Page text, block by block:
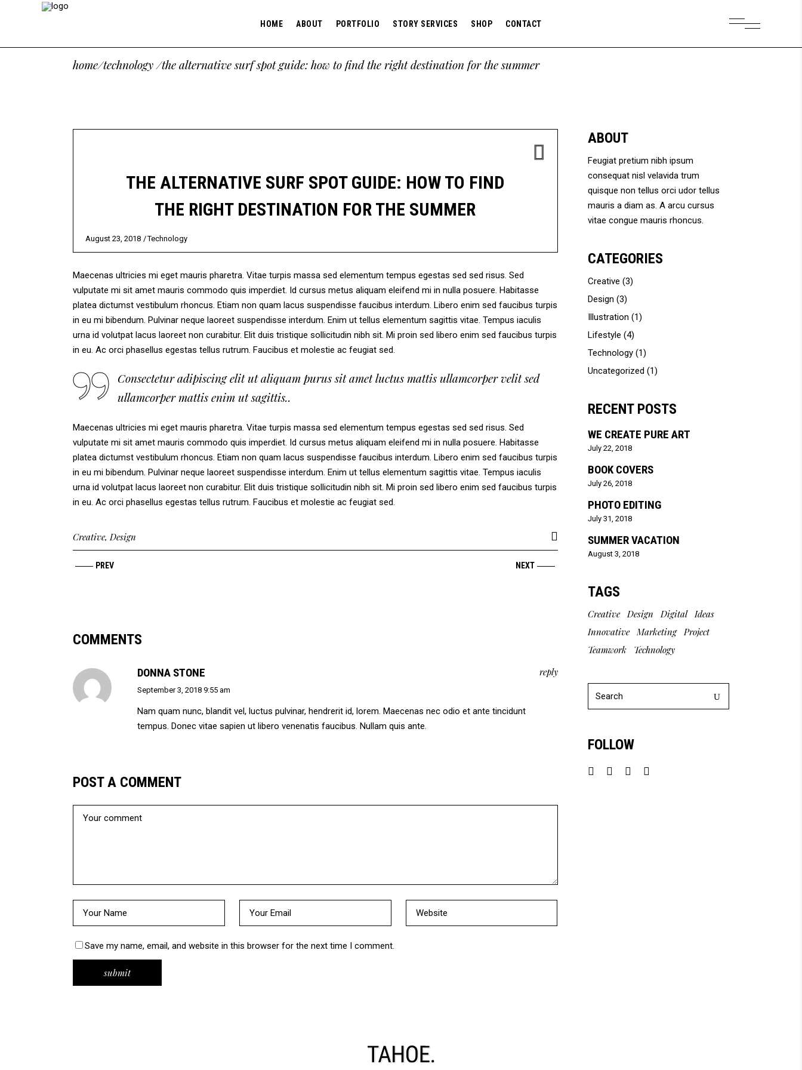
HOME ABOUT PORTFOLIO STORY SERVICES SHOP CONTACT
home/technology/the alternative surf spot guide: how to find the right destination for the summer
THE ALTERNATIVE SURF SPOT GUIDE: HOW TO FIND
THE RIGHT DESTINATION FOR THE SUMMER
August 23, 2018 Technology
Maecenas ultricies mi eget mauris pharetra. Vitae turpis massa sed elementum tempus egestas sed sed risus. Sed
vulputate mi sit amet mauris commodo quis imperdiet. Id cursus metus aliquam eleifend mi in nulla posuere. Habitasse
platea dictumst vestibulum rhoncus. Etiam non quam lacus suspendisse faucibus interdum. Libero enim sed faucibus turpis
in eu mi bibendum. Pulvinar neque laoreet suspendisse interdum. Enim ut tellus elementum sagittis vitae. Tempus iaculis
urna id volutpat lacus laoreet non curabitur. Elit duis tristique sollicitudin nibh sit. Mi proin sed libero enim sed faucibus turpis
in eu. Ac orci phasellus egestas tellus rutrum. Faucibus et molestie ac feugiat sed.
Consectetur adipiscing elit ut aliquam purus sit amet luctus mattis ullamcorper velit sed
ullamcorper mattis enim ut sagittis..
Maecenas ultricies mi eget mauris pharetra. Vitae turpis massa sed elementum tempus egestas sed sed risus. Sed
vulputate mi sit amet mauris commodo quis imperdiet. Id cursus metus aliquam eleifend mi in nulla posuere. Habitasse
platea dictumst vestibulum rhoncus. Etiam non quam lacus suspendisse faucibus interdum. Libero enim sed faucibus turpis
in eu mi bibendum. Pulvinar neque laoreet suspendisse interdum. Enim ut tellus elementum sagittis vitae. Tempus iaculis
urna id volutpat lacus laoreet non curabitur. Elit duis tristique sollicitudin nibh sit. Mi proin sed libero enim sed faucibus turpis
in eu. Ac orci phasellus egestas tellus rutrum. Faucibus et molestie ac feugiat sed.
Creative,Design
PREV NEXT
COMMENTS
DONNA STONE reply
September 3, 2018 9:55 am
Nam quam nunc, blandit vel, luctus pulvinar, hendrerit id, lorem. Maecenas nec odio et ante tincidunt
tempus. Donec vitae sapien ut libero venenatis faucibus. Nullam quis ante.
POST A COMMENT
Save my name, email, and website in this browser for the next time I comment.
ABOUT
Feugiat pretium nibh ipsum
consequat nisl velavida trum
quisque non tellus orci udor tellus
mauris a diam as. A arcu cursus
vitae congue mauris rhoncus.
CATEGORIES
Creative (3)
Design (3)
Illustration (1)
Lifestyle (4)
Technology(1)
Uncategorized (1)
RECENT POSTS
WE CREATE PURE ART
July 22, 2018
BOOK COVERS
July 26, 2018
PHOTO EDITING
July 31, 2018
SUMMER VACATION
August 3, 2018
TAGS
Creative Design Digital Ideas
Innovative Marketing Project
Teamwork
Technology
Search
FOLLOW